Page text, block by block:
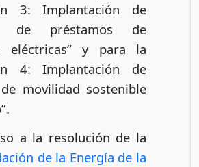
3: Implantación de
de préstamos de
eléctricas” y para la
4: Implantación de
movilidad sostenible
a la resolución de la
de la Energía de la